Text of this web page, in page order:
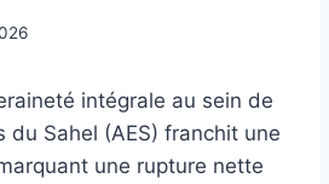
intégrale au sein de
du Sahel (AES) franchit une
une rupture nette